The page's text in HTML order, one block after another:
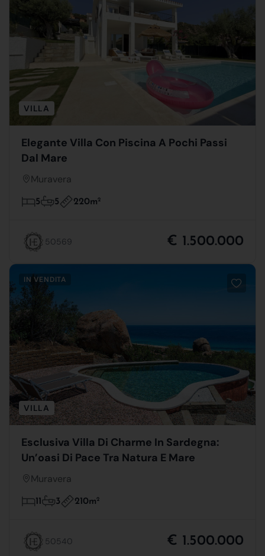
VILLA
Elegante Villa Con Piscina A Pochi Passi
Dal Mare
Muravera
5 5 220m2
50569 € 1.500.000
IN VENDITA
VILLA
Esclusiva Villa Di Charme In Sardegna:
Un’oasi Di Pace Tra Natura E Mare
Muravera
11 3 210m2
50540 € 1.500.000